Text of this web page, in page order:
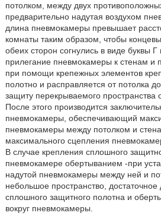
потолком, между двух
предварительно надутая воздухом
длина пневмокамеры превышает
комнаты таким образом, чтобы
обеих сторон согнулись в виде буквы
прилегание пневмокамеры к стенам и
при помощи крепежных элементов
полотно и расправляется от потолка
защиту перекрываемого пространства
После этого производится
пневмокамеры, обеспечивающий
пневмокамеры между потолком и
максимального сцепления
В случае крепления сплошного
пневмокамере обертыванием -при
надутой пневмокамеры между ней и
небольшое пространство,
сплошного защитного полотна и
вокруг пневмокамеры.